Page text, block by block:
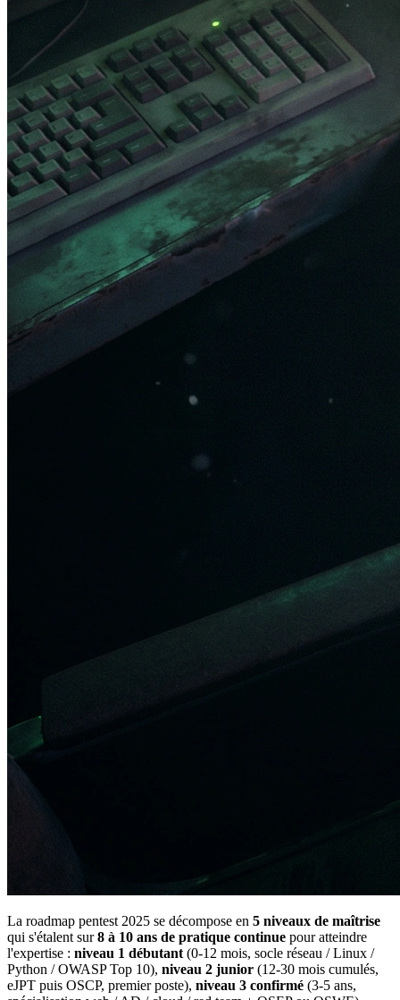
La roadmap pentest 2025 se décompose en 5 niveaux de maîtrise
qui s'étalent sur8 à 10 ans de pratique continue pour atteindre
l'expertise : niveau 1 débutant (0-12 mois, socle réseau / Linux /
Python / OWASP Top 10), niveau 2 junior (12-30 mois cumulés,
eJPT puis OSCP, premier poste), niveau 3 confirmé (3-5 ans,